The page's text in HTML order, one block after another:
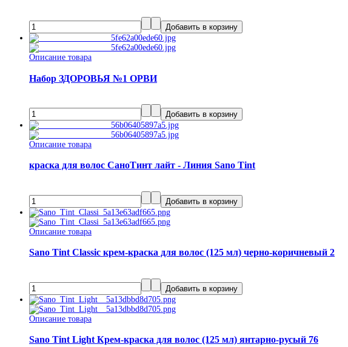
Описание товара
Набор ЗДОРОВЬЯ №1 ОРВИ
Описание товара
краска для волос СаноТинт лайт - Линия Sano Tint
Описание товара
Sano Tint Classic крем-краска для волос (125 мл) черно-коричневый 2
Описание товара
Sano Tint Light Крем-краска для волос (125 мл) янтарно-русый 76